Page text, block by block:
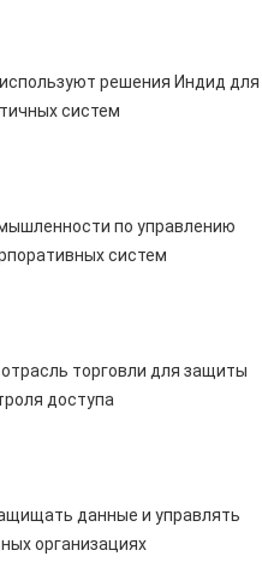
решения Индид для
систем
по управлению
систем
торговли для защиты
доступа
данные и управлять
организациях